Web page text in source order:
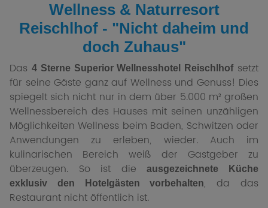
Wellness & Naturresort
Reischlhof - "Nicht daheim und
doch Zuhaus"
Das 4 Sterne Superior Wellnesshotel Reischlhofsetzt
für seine Gäste ganz auf Wellness und Genuss! Dies
spiegelt sich nicht nur in dem über 5.000 m² großen
Wellnessbereich des Hauses mit seinen unzähligen
Möglichkeiten Wellness beim Baden, Schwitzen oder
Anwendungen zu erleben, wieder. Auch im
kulinarischen Bereich weiß der Gastgeber zu
überzeugen. So ist dieausgezeichnete Küche
exklusiv den Hotelgästen vorbehalten, da das
Restaurant nicht öffentlich ist.